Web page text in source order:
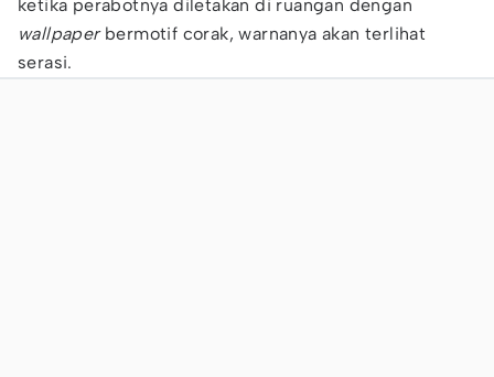
ketika perabotnya diletakan di ruangan dengan
wallpaperbermotif corak, warnanya akan terlihat
serasi.